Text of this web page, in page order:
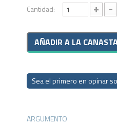
Cantidad: + -
Sea el primero en opinar
ARGUMENTO